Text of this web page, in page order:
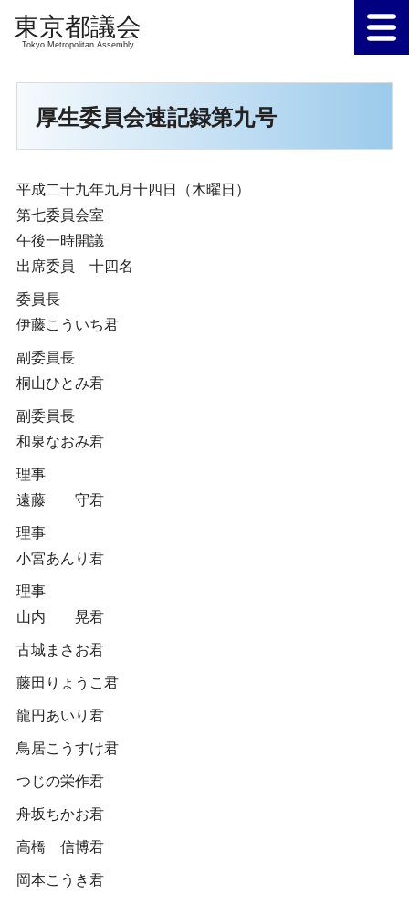
Tokyo Metropolitan Assembly
厚生委員会速記録第九号
平成二十九年九月十四日（木曜日）
第七委員会室
午後一時開議
出席委員 十四名
委員長
伊藤こういち君
副委員長
桐山ひとみ君
副委員長
和泉なおみ君
理事
遠藤 守君
理事
小宮あんり君
理事
山内 晃君
古城まさお君
藤田りょうこ君
龍円あいり君
鳥居こうすけ君
つじの栄作君
舟坂ちかお君
高橋 信博君
岡本こうき君